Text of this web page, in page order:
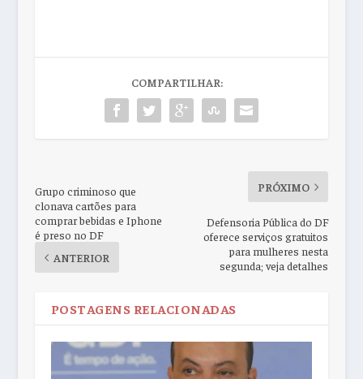
COMPARTILHAR:
Grupo criminoso que
clonava cartões para
comprar bebidas e Iphone
é preso no DF
ANTERIOR
PRÓXIMO
Defensoria Pública do DF
oferece serviços gratuitos
para mulheres nesta
segunda; veja detalhes
POSTAGENS RELACIONADAS